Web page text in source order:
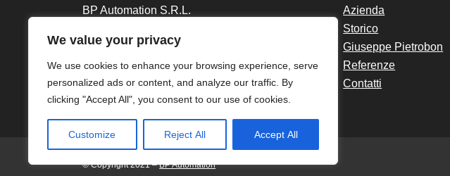
We value your privacy
We use cookies to enhance your browsing experience, serve
personalized ads or content, and analyze our traffic. By
clicking "Accept All", you consent to our use of cookies.
Customize Reject All Accept All
BP Automation S.R.L.
13881, Cavaglià (BI) – Italia
Tel: +39 0161 96533 | Fax: +39 0161 96557
P.IVA: IT01289400028
Azienda
Storico
Giuseppe Pietrobon
Referenze
Contatti
© Copyright 2021 –BP Automation